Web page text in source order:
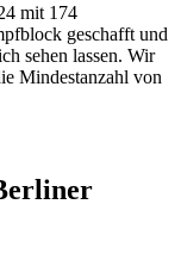
mit 174
geschafft und
sehen lassen. Wir
Mindestanzahl von